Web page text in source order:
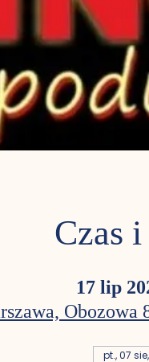
Czas
17 lip
Obozowa
pt., 07